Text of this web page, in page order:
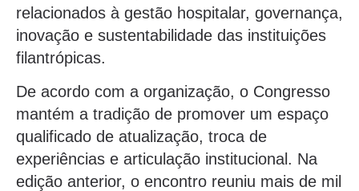
relacionados à gestão hospitalar, governança,
inovação e sustentabilidade das instituições
filantrópicas.
De acordo com a organização, o Congresso
mantém a tradição de promover um espaço
qualificado de atualização, troca de
experiências e articulação institucional. Na
edição anterior, o encontro reuniu mais de mil